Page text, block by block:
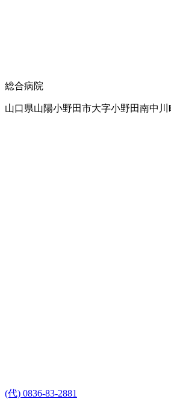
総合病院
山口県山陽小野田市大字小野田南中川
(代) 0836-83-2881